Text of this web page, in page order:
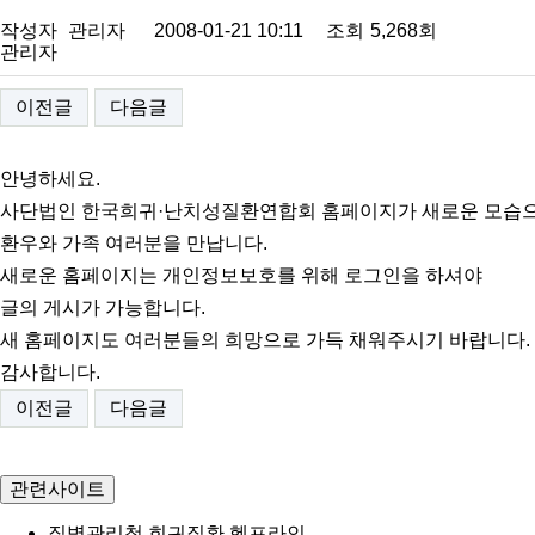
작성자 관리자 2008-01-21 10:11 조회 5,268회
관리자
이전글 다음글
안녕하세요.
사단법인 한국희귀·난치성질환연합회 홈페이지가 새로운 모습
환우와 가족 여러분을 만납니다.
새로운 홈페이지는 개인정보보호를 위해 로그인을 하셔야
글의 게시가 가능합니다.
새 홈페이지도 여러분들의 희망으로 가득 채워주시기 바랍니다.
감사합니다.
이전글
다음글
관련사이트